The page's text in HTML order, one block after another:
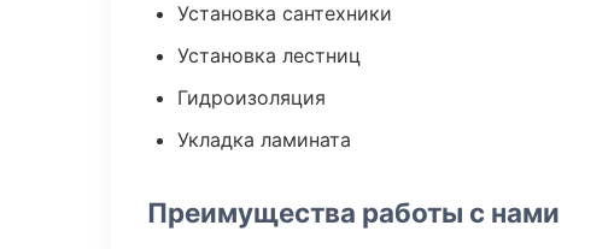
Установка сантехники
Установка лестниц
Гидроизоляция
Укладка ламината
Преимущества работы с нами